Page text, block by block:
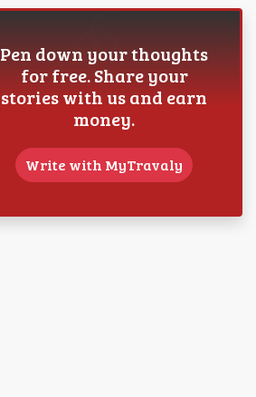
Pen down your thoughts
for free. Share your
stories with us and earn
money.
Write with MyTravaly